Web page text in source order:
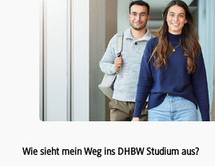
Wie sieht mein Weg ins DHBW Studium aus?